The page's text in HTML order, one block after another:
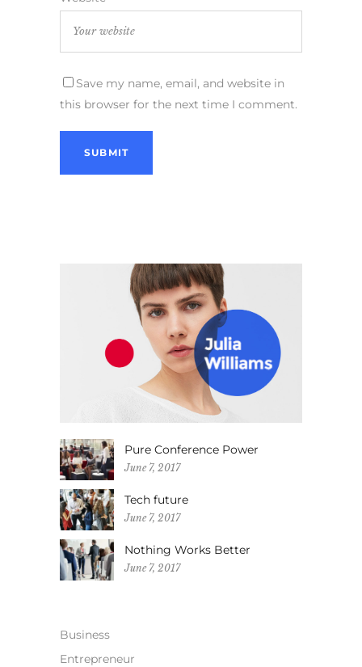
Save my name, email, and website in
this browser for the next time I comment.
Pure Conference Power
June 7, 2017
Tech future
June 7, 2017
Nothing Works Better
June 7, 2017
Business
Entrepreneur